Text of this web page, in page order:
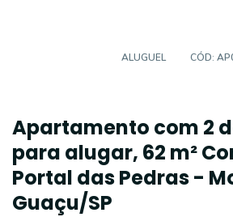
ALUGUEL CÓD:
Apartamento com 2
para alugar, 62 m²
Portal das Pedras -
Guaçu/SP